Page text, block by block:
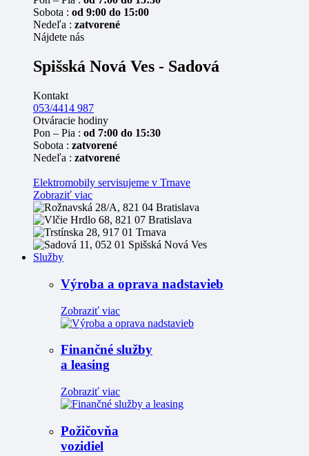
Sobota : od 9:00 do 15:00
Nedeľa : zatvorené
Nájdete nás
Spišská Nová Ves - Sadová
Kontakt
053/4414 987
Otváracie hodiny
Pon – Pia : od 7:00 do 15:30
Sobota : zatvorené
Nedeľa : zatvorené
Elektromobily servisujeme v Trnave
Zobraziť viac
Služby
Výroba a oprava nadstavieb
Zobraziť viac
Finančné služby
a leasing
Zobraziť viac
Požičovňa
vozidiel